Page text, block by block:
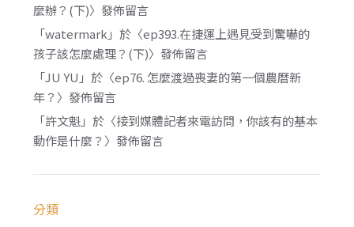
麼辦？(下)〉發佈留言
「watermark 」於〈ep393.在捷運上遇見受到驚嚇的
孩子該怎麼處理？(下)〉發佈留言
「JU YU 」於〈ep76. 怎麼渡過喪妻的第一個農曆新
年？ 〉發佈留言
「許文魁」於〈接到媒體記者來電訪問，你該有的基本
動作是什麼？ 〉發佈留言
分類